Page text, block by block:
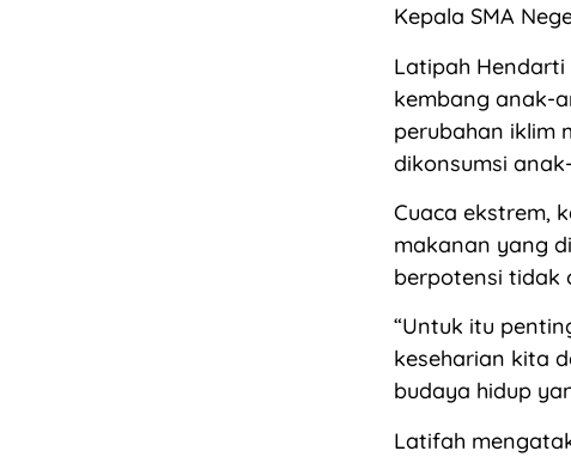
Kepala SMA
Latipah
kembang anak-
perubahan iklim
dikonsumsi
Cuaca ekstrem,
makanan yang
berpotensi tidak
“Untuk itu
keseharian kita
budaya hidup
Latifah